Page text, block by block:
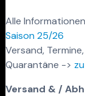
Alle
Saison 25/26
Versand,
Quarantäne ->
Versand & /